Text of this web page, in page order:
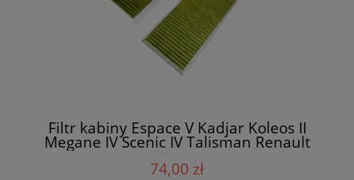
Filtr kabiny Espace V Kadjar Koleos II
Megane IV Scenic IV Talisman Renault
74,00 zł